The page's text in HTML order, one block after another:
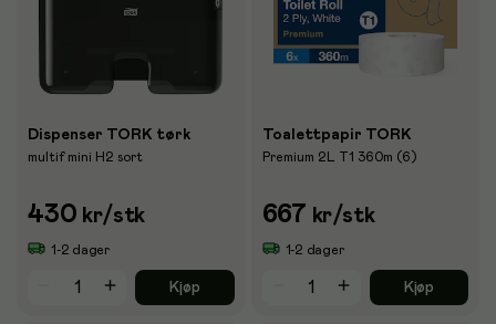
Dispenser TORK tørk
multif mini H2 sort
430 kr/stk
1-2 dager
Kjøp
Toalettpapir TORK
Premium 2L T1 360m (6)
667 kr/stk
1-2 dager
Kjøp